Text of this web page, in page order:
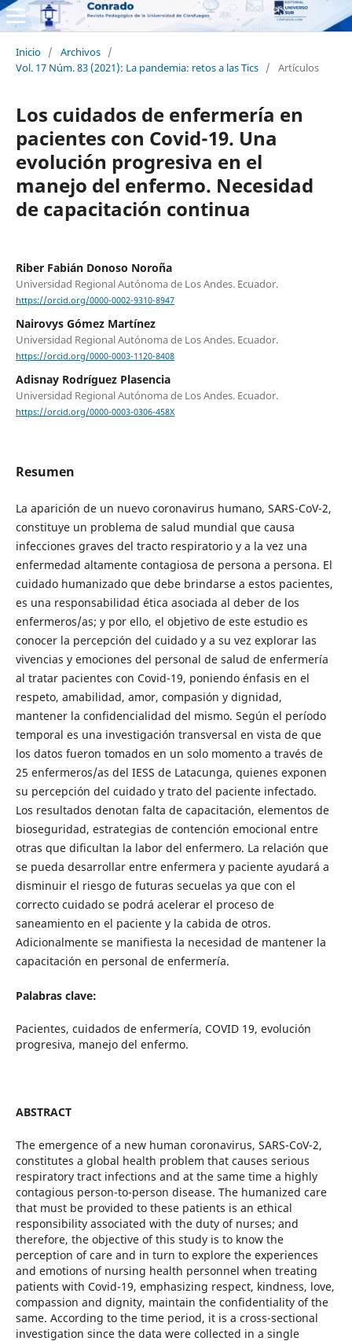
Inicio / Archivos /
Vol. 17 Núm. 83 (2021): La pandemia: retos a las Tics / Artículos
Los cuidados de enfermería en
pacientes con Covid-19. Una
evolución progresiva en el
manejo del enfermo. Necesidad
de capacitación continua
Riber Fabián Donoso Noroña
Universidad Regional Autónoma de Los Andes. Ecuador.
https://orcid.org/0000-0002-9310-8947
Nairovys Gómez Martínez
Universidad Regional Autónoma de Los Andes. Ecuador.
https://orcid.org/0000-0003-1120-8408
Adisnay Rodríguez Plasencia
Universidad Regional Autónoma de Los Andes. Ecuador.
https://orcid.org/0000-0003-0306-458X
Resumen
La aparición de un nuevo coronavirus humano, SARS-CoV-2,
constituye un problema de salud mundial que causa
infecciones graves del tracto respiratorio y a la vez una
enfermedad altamente contagiosa de persona a persona. El
cuidado humanizado que debe brindarse a estos pacientes,
es una responsabilidad ética asociada al deber de los
enfermeros/as; y por ello, el objetivo de este estudio es
conocer la percepción del cuidado y a su vez explorar las
vivencias y emociones del personal de salud de enfermería
al tratar pacientes con Covid-19, poniendo énfasis en el
respeto, amabilidad, amor, compasión y dignidad,
mantener la confidencialidad del mismo. Según el período
temporal es una investigación transversal en vista de que
los datos fueron tomados en un solo momento a través de
25 enfermeros/as del IESS de Latacunga, quienes exponen
su percepción del cuidado y trato del paciente infectado.
Los resultados denotan falta de capacitación, elementos de
bioseguridad, estrategias de contención emocional entre
otras que dificultan la labor del enfermero. La relación que
se pueda desarrollar entre enfermera y paciente ayudará a
disminuir el riesgo de futuras secuelas ya que con el
correcto cuidado se podrá acelerar el proceso de
saneamiento en el paciente y la cabida de otros.
Adicionalmente se manifiesta la necesidad de mantener la
capacitación en personal de enfermería.
Palabras clave:
Pacientes, cuidados de enfermería, COVID 19, evolución
progresiva, manejo del enfermo.
ABSTRACT
The emergence of a new human coronavirus, SARS-CoV-2,
constitutes a global health problem that causes serious
respiratory tract infections and at the same time a highly
contagious person-to-person disease. The humanized care
that must be provided to these patients is an ethical
responsibility associated with the duty of nurses; and
therefore, the objective of this study is to know the
perception of care and in turn to explore the experiences
and emotions of nursing health personnel when treating
patients with Covid-19, emphasizing respect, kindness, love,
compassion and dignity, maintain the confidentiality of the
same. According to the time period, it is a cross-sectional
investigation since the data were collected in a single